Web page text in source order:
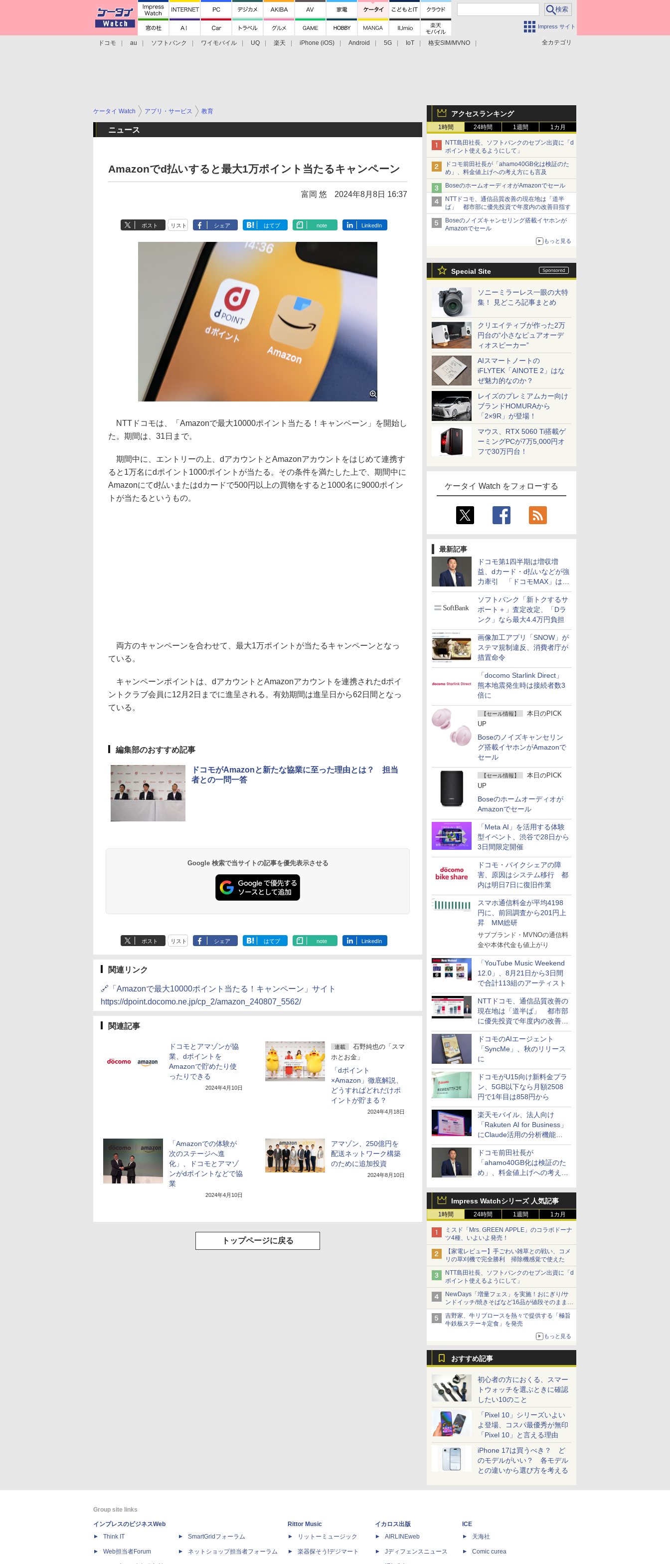
Impress サイト
全カテゴリ
ドコモ au ソフトバンク ワイモバイル UQ 楽天 iPhone (iOS) Android 5G IoT
格安SIM/MVNO
アクセスランキング
1時間 24時間 1週間 1カ月
NTT島田社長、ソフトバンクのセブン出資に「d
ポイント使えるようにして」
ドコモ前田社長が「ahamo40GB化は検証のた
め」、料金値上げへの考え方にも言及
BoseのホームオーディオがAmazonでセール
NTTドコモ、通信品質改善の現在地は「道半
ば」 都市部に優先投資で年度内の改善目指す
Boseのノイズキャンセリング搭載イヤホンが
Amazonでセール
もっと見る
Special Site
ソニーミラーレス一眼の大特
集！ 見どころ記事まとめ
クリエイティブが作った2万
円台の“小さなピュアオーデ
ィオスピーカー”
AIスマートノートの
iFLYTEK「AINOTE 2」はな
ぜ魅力的なのか？
レイズのプレミアムカー向け
ブランドHOMURAから
「2×9R」が登場！
マウス、RTX 5060 Ti搭載ゲ
ーミングPCが7万5,000円オ
フで30万円台！
ケータイ Watch をフォローする
最新記事
ドコモ第1四半期は増収増
益、dカード・d払いなどが強
力牽引 「ドコモMAX」は
400万契約突破
ソフトバンク「新トクするサ
ポート＋」査定改定、「Dラ
ンク」なら最大4.4万円負担
画像加工アプリ「SNOW」が
ステマ規制違反、消費者庁が
措置命令
「docomo Starlink Direct」
熊本地震発生時は接続者数3
倍に
【セール情報】
本日のPICK
UP
Boseのノイズキャンセリン
グ搭載イヤホンがAmazonで
セール
【セール情報】
本日のPICK
UP
Boseのホームオーディオが
Amazonでセール
「Meta AI」を活用する体験
型イベント、渋谷で28日から
3日間限定開催
ドコモ・バイクシェアの障
害、原因はシステム移行 都
内は明日7日に復旧作業
スマホ通信料金が平均4198
円に、前回調査から201円上
昇 MM総研
サブブランド・MVNOの通信料
金や本体代金も値上がり
「YouTube Music Weekend
12.0」、8月21日から3日間
で合計113組のアーティスト
NTTドコモ、通信品質改善の
現在地は「道半ば」 都市部
に優先投資で年度内の改善目
指す
ドコモのAIエージェント
「SyncMe」、秋のリリース
に
ドコモがU15向け新料金プラ
ン、5GB以下なら月額2508
円で1年目は858円から
楽天モバイル、法人向け
「Rakuten AI for Business」
にClaude活用の分析機能な
どを追加
ドコモ前田社長が
「ahamo40GB化は検証のた
め」、料金値上げへの考え方
Impress Watchシリーズ 人気記事
1時間 24時間 1週間 1カ月
ミスド「Mrs. GREEN APPLE」のコラボドーナ
ツ4種、いよいよ発売！
【家電レビュー】手ごわい雑草との戦い、コメ
リの草刈機で完全勝利 掃除機感覚で使えた
NTT島田社長、ソフトバンクのセブン出資に「d
ポイント使えるようにして」
NewDays「増量フェス」を実施！おにぎり/サ
ンドイッチ/焼きそばなど16品が値段そのままで
ボリュームアップ
吉野家、牛リブロースを熱々で提供する「極旨
牛鉄板ステーキ定食」を発売
もっと見る
おすすめ記事
初心者の方におくる、スマー
トウォッチを選ぶときに確認
したい10のこと
「Pixel 10」シリーズいよい
よ登場、コスパ最優秀が無印
「Pixel 10」と言える理由
iPhone 17は買うべき？ ど
のモデルがいい？ 各モデル
との違いから選び方を考える
ケータイ Watch アプリ・サービス 教育
ニュース
Amazonでd払いすると最大1万ポイント当たるキャンペーン
富岡 悠 2024年8月8日 16:37
ポスト リスト シェア はてブ note LinkedIn
NTTドコモは、「Amazonで最大10000ポイント当たる！キャンペーン」を開始し
た。期間は、31日まで。
期間中に、エントリーの上、dアカウントとAmazonアカウントをはじめて連携す
ると1万名にdポイント1000ポイントが当たる。その条件を満たした上で、期間中に
Amazonにてd払いまたはdカードで500円以上の買物をすると1000名に9000ポイン
トが当たるというもの。
両方のキャンペーンを合わせて、最大1万ポイントが当たるキャンペーンとなっ
ている。
キャンペーンポイントは、dアカウントとAmazonアカウントを連携されたdポイ
ントクラブ会員に12月2日までに進呈される。有効期間は進呈日から62日間となっ
ている。
編集部のおすすめ記事
ドコモがAmazonと新たな協業に至った理由とは？ 担当
者との一問一答
Google 検索で当サイトの記事を優先表示させる
ポスト リスト シェア はてブ note LinkedIn
関連リンク
🔗「Amazonで最大10000ポイント当たる！キャンペーン」サイト
https://dpoint.docomo.ne.jp/cp_2/amazon_240807_5562/
関連記事
ドコモとアマゾンが協
業、dポイントを
Amazonで貯めたり使
ったりできる
2024年4月10日
連載
石野純也の「スマ
ホとお金」
「dポイント
×Amazon」徹底解説、
どうすればどれだけポ
イントが貯まる？
2024年4月18日
「Amazonでの体験が
次のステージへ進
化」、ドコモとアマゾ
ンがdポイントなどで協
業
2024年4月10日
アマゾン、250億円を
配送ネットワーク構築
のために追加投資
2024年8月10日
トップページに戻る
Group site links
インプレスのビジネスWeb
Think IT
Web担当者Forum
SmartGridフォーラム
ネットショップ担当者フォーラム
Rittor Music
リットーミュージック
楽器探そう!デジマート
イカロス出版
AIRLINEweb
Jディフェンスニュース
ICE
天海社
Comic curea